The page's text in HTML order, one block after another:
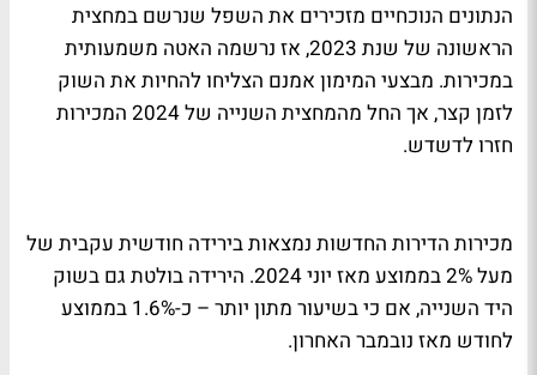
הנתונים הנוכחיים מזכירים את השפל שנרשם במחצית
הראשונה של שנת 2023, אז נרשמה האטה משמעותית
במכירות. מבצעי המימון אמנם הצליחו להחיות את השוק
לזמן קצר, אך החל מהמחצית השנייה של 2024 המכירות
חזרו לדשדש.
מכירות הדירות החדשות נמצאות בירידה חודשית עקבית של
מעל 2% בממוצע מאז יוני 2024. הירידה בולטת גם בשוק
היד השנייה, אם כי בשיעור מתון יותר – כ-1.6% בממוצע
לחודש מאז נובמבר האחרון.